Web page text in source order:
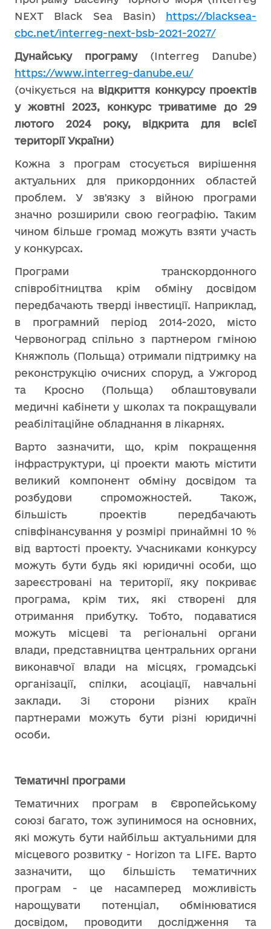
NEXT Black Sea Basin)
https://blacksea-
cbc.net/interreg-next-bsb-2021-2027/
Дунайську програму(Interreg Danube)
https://www.interreg-danube.eu/
(очікується на відкриття конкурсу проектів
у жовтні 2023, конкурс триватиме до 29
лютого 2024 року, відкрита для всієї
території України)
Кожна з програм стосується вирішення
актуальних для прикордонних областей
проблем. У зв'язку з війною програми
значно розширили свою географію. Таким
чином більше громад можуть взяти участь
у конкурсах.
Програми транскордонного
співробітництва крім обміну досвідом
передбачають тверді інвестиції. Наприклад,
в програмний період 2014-2020, місто
Червоноград спільно з партнером гміною
Княжполь (Польща) отримали підтримку на
реконструкцію очисних споруд, а Ужгород
та Кросно (Польща) облаштовували
медичні кабінети у школах та покращували
реабілітаційне обладнання в лікарнях.
Варто зазначити, що, крім покращення
інфраструктури, ці проекти мають містити
великий компонент обміну досвідом та
розбудови спроможностей. Також,
більшість проектів передбачають
співфінансування у розмірі принаймні 10 %
від вартості проекту. Учасниками конкурсу
можуть бути будь які юридичні особи, що
зареєстровані на території, яку покриває
програма, крім тих, які створені для
отримання прибутку. Тобто, подаватися
можуть місцеві та регіональні органи
влади, представництва центральних органи
виконавчої влади на місцях, громадські
організації, спілки, асоціації, навчальні
заклади. Зі сторони різних країн
партнерами можуть бути різні юридичні
особи.
Тематичні програми
Тематичних програм в Європейському
союзі багато, тож зупинимося на основних,
які можуть бути найбільш актуальними для
місцевого розвитку - Horizon та LIFE. Варто
зазначити, що більшість тематичних
програм - це насамперед можливість
нарощувати потенціал, обмінюватися
досвідом, проводити дослідження та